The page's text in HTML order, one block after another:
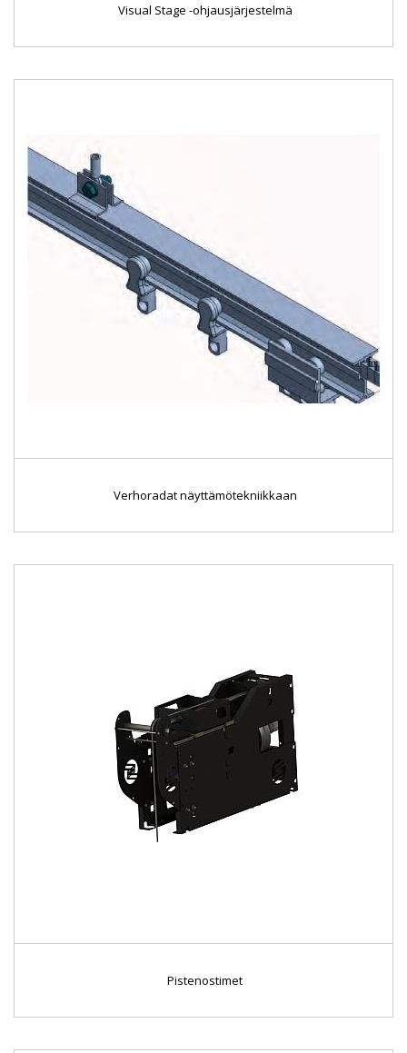
Visual Stage -ohjausjärjestelmä
Verhoradat näyttämötekniikkaan
Pistenostimet